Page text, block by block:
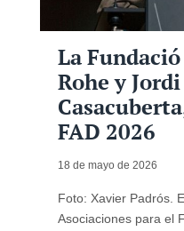
La
Rohe y
FAD 2026
18 de mayo de 2026
Foto: Xavier Padrós.
Asociaciones para el